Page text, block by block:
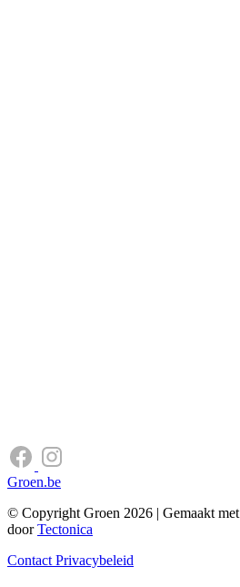
Groen.be
© Copyright Groen 2026 | Gemaakt met
doorTectonica
Contact Privacybeleid